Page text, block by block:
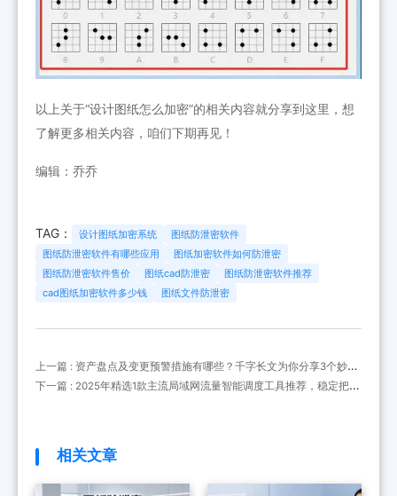
以上关于“设计图纸怎么加密”的相关内容就分享到这里，想
了解更多相关内容，咱们下期再见！
编辑：乔乔
TAG： 设计图纸加密系统
图纸防泄密软件
图纸防泄密软件有哪些应用
图纸加密软件如何防泄密
图纸防泄密软件售价
图纸cad防泄密
图纸防泄密软件推荐
cad图纸加密软件多少钱
图纸文件防泄密
上一篇 : 资产盘点及变更预警措施有哪些？千字长文为你分享3个妙
招，收好了！
下一篇 : 2025年精选1款主流局域网流量智能调度工具推荐，稳定把控
相关文章